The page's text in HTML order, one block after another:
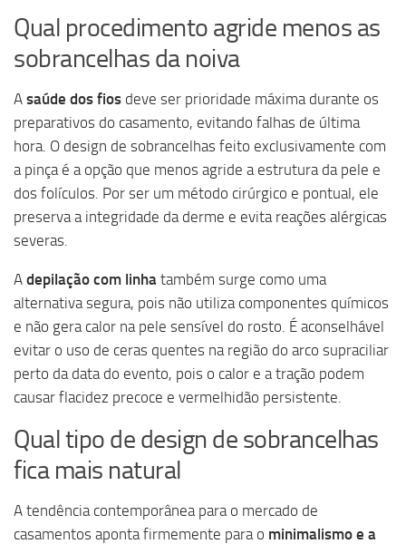
Qual procedimento agride menos as
sobrancelhas da noiva
A saúde dos fios deve ser prioridade máxima durante os
preparativos do casamento, evitando falhas de última
hora. O design de sobrancelhas feito exclusivamente com
a pinça é a opção que menos agride a estrutura da pele e
dos folículos. Por ser um método cirúrgico e pontual, ele
preserva a integridade da derme e evita reações alérgicas
severas.
A depilação com linha também surge como uma
alternativa segura, pois não utiliza componentes químicos
e não gera calor na pele sensível do rosto. É aconselhável
evitar o uso de ceras quentes na região do arco supraciliar
perto da data do evento, pois o calor e a tração podem
causar flacidez precoce e vermelhidão persistente.
Qual tipo de design de sobrancelhas
fica mais natural
A tendência contemporânea para o mercado de
casamentos aponta firmemente para o minimalismo e a